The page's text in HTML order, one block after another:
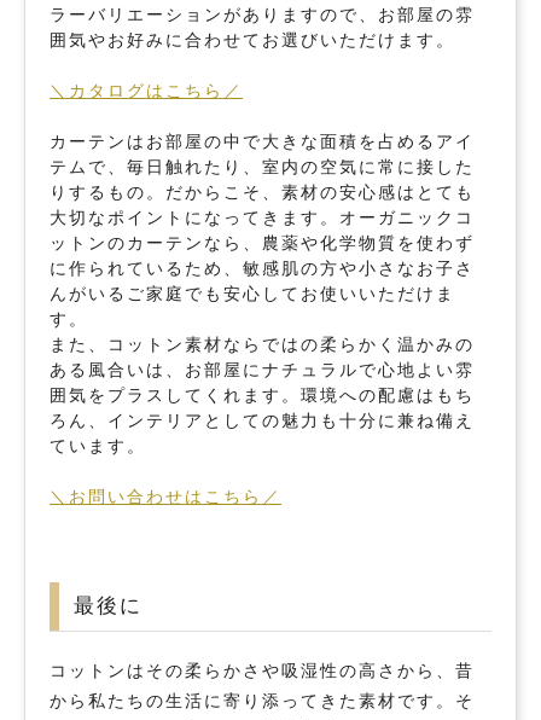
ラーバリエーションがありますので、お部屋の雰
囲気やお好みに合わせてお選びいただけます。
＼カタログはこちら／
カーテンはお部屋の中で大きな面積を占めるアイ
テムで、毎日触れたり、室内の空気に常に接した
りするもの。だからこそ、素材の安心感はとても
大切なポイントになってきます。オーガニックコ
ットンのカーテンなら、農薬や化学物質を使わず
に作られているため、敏感肌の方や小さなお子さ
んがいるご家庭でも安心してお使いいただけま
す。
また、コットン素材ならではの柔らかく温かみの
ある風合いは、お部屋にナチュラルで心地よい雰
囲気をプラスしてくれます。環境への配慮はもち
ろん、インテリアとしての魅力も十分に兼ね備え
ています。
＼お問い合わせはこちら／
最後に
コットンはその柔らかさや吸湿性の高さから、昔
から私たちの生活に寄り添ってきた素材です。そ